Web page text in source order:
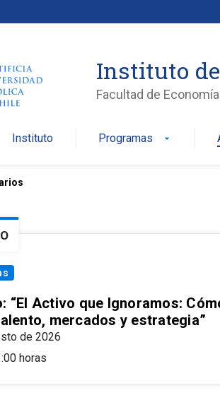
Instituto
Facultad de
Instituto Programas arrow_drop_down
“El Activo que Ignoramos:
mercados y estrategia”
de 2026
horas